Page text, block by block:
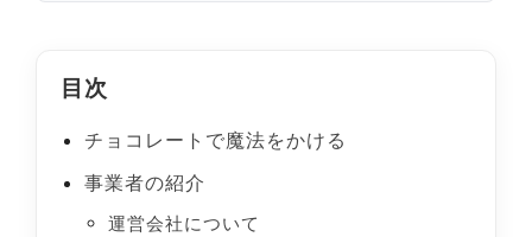
目次
チョコレートで魔法をかける
事業者の紹介
運営会社について